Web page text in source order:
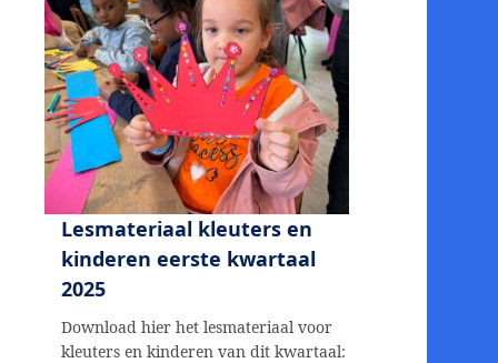
Lesmateriaal kleuters en
kinderen eerste kwartaal
2025
Download hier het lesmateriaal voor
kleuters en kinderen van dit kwartaal: